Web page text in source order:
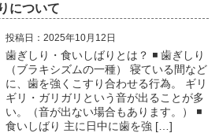
について
投稿日：2025年10月12日
歯ぎしり・食いしばりとは？ ◾ 歯ぎしり
（ブラキシズムの一種） 寝ている間など
に、歯を強くこすり合わせる行為。 ギリ
ギリ・ガリガリという音が出ることが多
い。（音が出ない場合もあります。） ◾
食いしばり 主に日中に歯を強 […]